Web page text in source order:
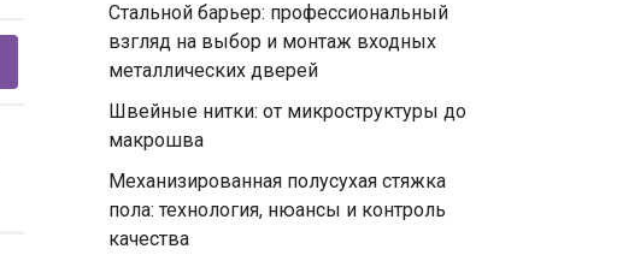
Стальной барьер: профессиональный
взгляд на выбор и монтаж входных
металлических дверей
Швейные нитки: от микроструктуры до
макрошва
Механизированная полусухая стяжка
пола: технология, нюансы и контроль
качества